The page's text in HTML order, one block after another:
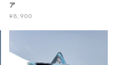
ア
¥8,900